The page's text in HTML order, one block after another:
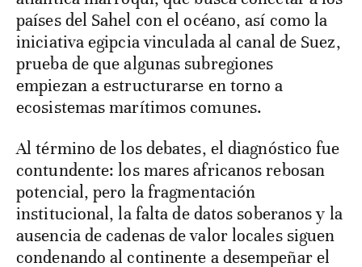
países del Sahel con el océano, así como la
iniciativa egipcia vinculada al canal de Suez,
prueba de que algunas subregiones
empiezan a estructurarse en torno a
ecosistemas marítimos comunes.
Al término de los debates, el diagnóstico fue
contundente: los mares africanos rebosan
potencial, pero la fragmentación
institucional, la falta de datos soberanos y la
ausencia de cadenas de valor locales siguen
condenando al continente a desempeñar el